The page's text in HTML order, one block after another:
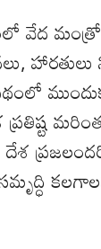
వేద